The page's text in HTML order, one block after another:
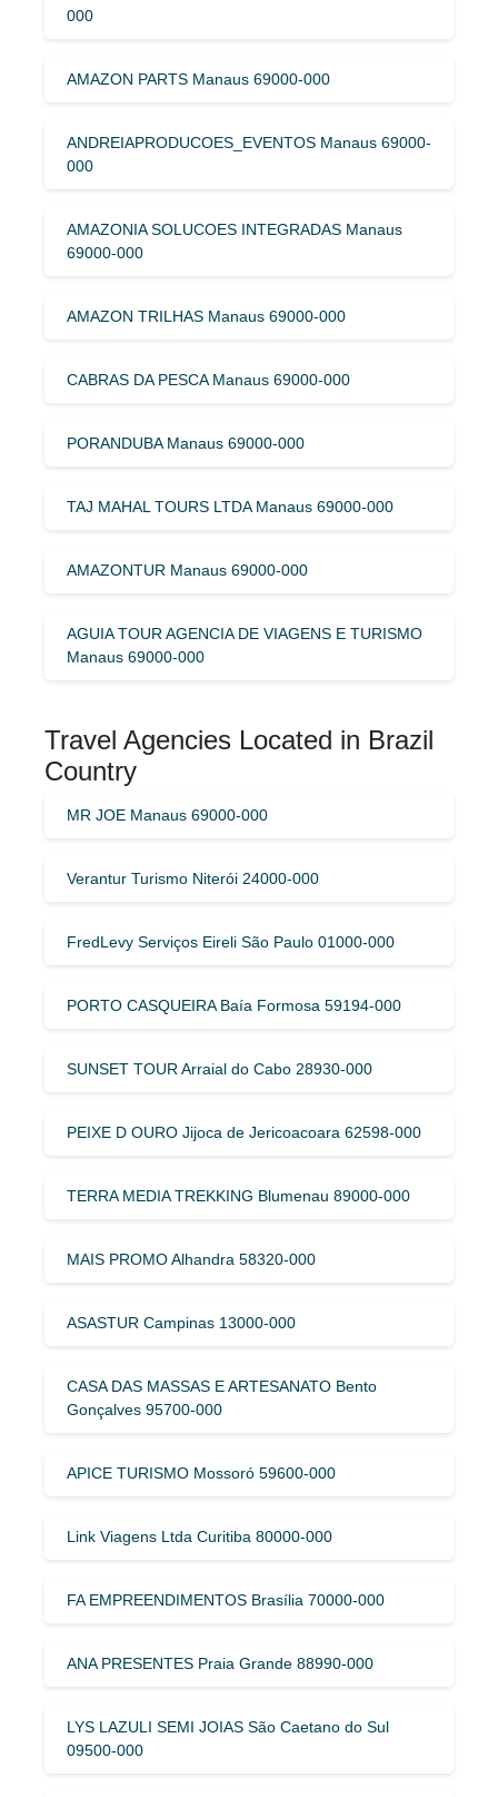
000
AMAZON PARTS Manaus 69000-000
ANDREIAPRODUCOES_EVENTOS Manaus 69000-
000
AMAZONIA SOLUCOES INTEGRADAS Manaus
69000-000
AMAZON TRILHAS Manaus 69000-000
CABRAS DA PESCA Manaus 69000-000
PORANDUBA Manaus 69000-000
TAJ MAHAL TOURS LTDA Manaus 69000-000
AMAZONTUR Manaus 69000-000
AGUIA TOUR AGENCIA DE VIAGENS E TURISMO
Manaus 69000-000
Travel Agencies Located in Brazil
Country
MR JOE Manaus 69000-000
Verantur Turismo Niterói 24000-000
FredLevy Serviços Eireli São Paulo 01000-000
PORTO CASQUEIRA Baía Formosa 59194-000
SUNSET TOUR Arraial do Cabo 28930-000
PEIXE D OURO Jijoca de Jericoacoara 62598-000
TERRA MEDIA TREKKING Blumenau 89000-000
MAIS PROMO Alhandra 58320-000
ASASTUR Campinas 13000-000
CASA DAS MASSAS E ARTESANATO Bento
Gonçalves 95700-000
APICE TURISMO Mossoró 59600-000
Link Viagens Ltda Curitiba 80000-000
FA EMPREENDIMENTOS Brasília 70000-000
ANA PRESENTES Praia Grande 88990-000
LYS LAZULI SEMI JOIAS São Caetano do Sul
09500-000